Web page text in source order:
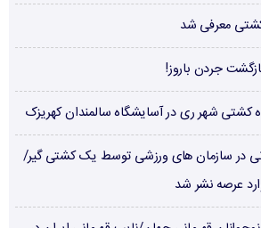
معرفی شد
جردن باروز!
کشتی شهر ری در آسایشگاه سالمندان کهریزک
در سازمان های ورزشی توسط یک کشتی گیر/
عرصه نشر شد